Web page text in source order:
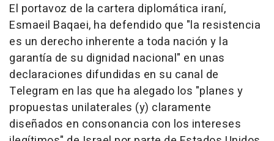
El portavoz de la cartera diplomática iraní,
Esmaeil Baqaei, ha defendido que "la resistencia
es un derecho inherente a toda nación y la
garantía de su dignidad nacional" en unas
declaraciones difundidas en su canal de
Telegram en las que ha alegado los "planes y
propuestas unilaterales (y) claramente
diseñados en consonancia con los intereses